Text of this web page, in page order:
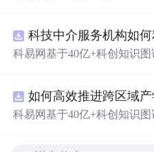
式”替代原有的S参数去嵌入
CTLE的均衡来减少因信道损
了传统去嵌入过程中高频噪
对于2.5至16.0 GT/s速率，原
人群：从事高速接口设计、
科易网基于40亿+科创知识
新领域的AI+数智化解决方
智能化发展。
如何高效推进跨区域
科易网基于40亿+科创知识